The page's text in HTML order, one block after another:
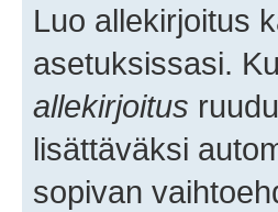
Luo allekirjoitus
asetuksissasi.
allekirjoitus
lisättäväksi
sopivan